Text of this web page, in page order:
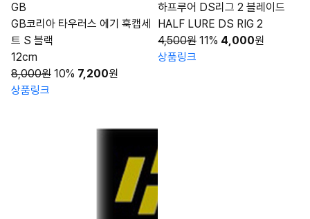
GB
GB코리아 타우러스 에기 훅캡세
트 S 블랙
12cm
8,000원 10% 7,200원
상품링크
하프루어 DS리그 2 블레이드
HALF LURE DS RIG 2
4,500원 11% 4,000원
상품링크